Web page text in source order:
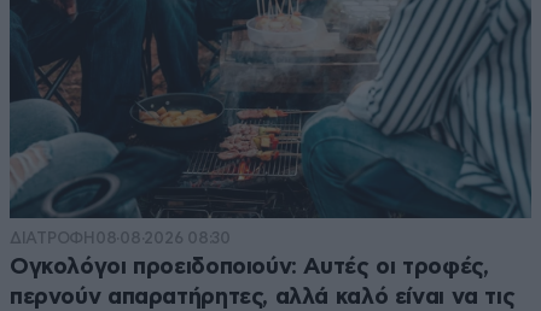
ΔΙΑΤΡΟΦΗ 08·08·2026 08:30
Ογκολόγοι προειδοποιούν: Αυτές οι τροφές,
περνούν απαρατήρητες, αλλά καλό είναι να τις